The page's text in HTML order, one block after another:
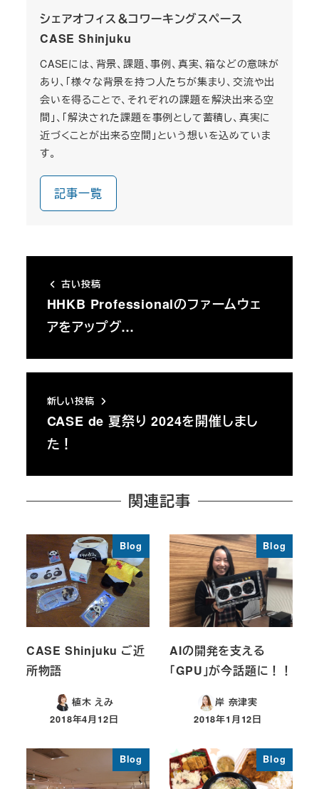
シェアオフィス＆コワーキングスペース
CASE Shinjuku
CASEには、背景、課題、事例、真実、箱などの意味が
あり、「様々な背景を持つ人たちが集まり、交流や出
会いを得ることで、それぞれの課題を解決出来る空
間」、「解決された課題を事例として蓄積し、真実に
近づくことが出来る空間」という想いを込めていま
す。
記事一覧
古い投稿
HHKB Professionalのファームウェ
アをアップグ…
新しい投稿
CASE de 夏祭り 2024を開催しまし
た！
関連記事
Blog
CASE Shinjuku ご近
所物語
植木 えみ
投稿日
2018年4月12日
Blog
AIの開発を支える
「GPU」が今話題に！！
岸 奈津実
投稿日
2018年1月12日
Blog Blog